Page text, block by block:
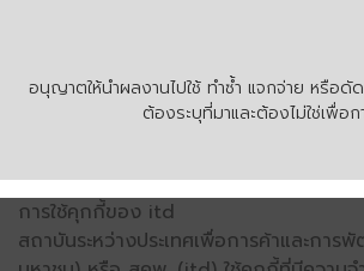
อนุญาตให้นำผลงานไปใช้ ทำซ้ำ แจกจ่าย หรือดั
ต้องระบุที่มาและต้องไม่ใช่เพื่อก
การใช้คุกกี้ของ itd
สถาบันระหว่างประเทศเพื่อการค้าและกา